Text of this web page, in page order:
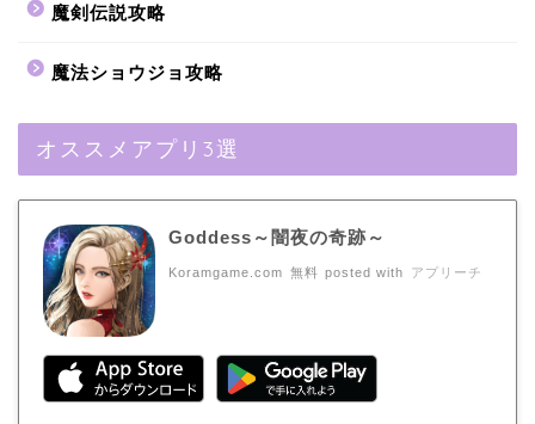
魔剣伝説攻略
魔法ショウジョ攻略
オススメアプリ3選
Goddess～闇夜の奇跡～
Koramgame.com 無料 posted with アプリーチ